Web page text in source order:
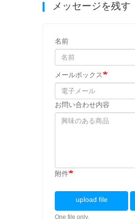
メッセージを残す
名前
メールボックス
お問い合わせ内容
附件
upload file
One file only.